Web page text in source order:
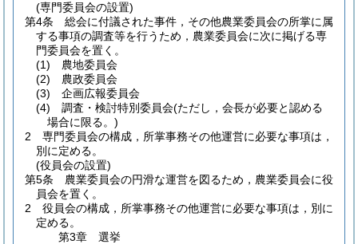
(専門委員会の設置)
第4条
総会に付議された事件，その他農業委員会の所掌に属
する事項の調査等を行うため，農業委員会に次に掲げる専
門委員会を置く。
(1)
農地委員会
(2)
農政委員会
(3)
企画広報委員会
(4)
調査・検討特別委員会(ただし，会長が必要と認める
場合に限る。)
2
専門委員会の構成，所掌事務その他運営に必要な事項は，
別に定める。
(役員会の設置)
第5条
農業委員会の円滑な運営を図るため，農業委員会に役
員会を置く。
2
役員会の構成，所掌事務その他運営に必要な事項は，別に
定める。
第3章
選挙